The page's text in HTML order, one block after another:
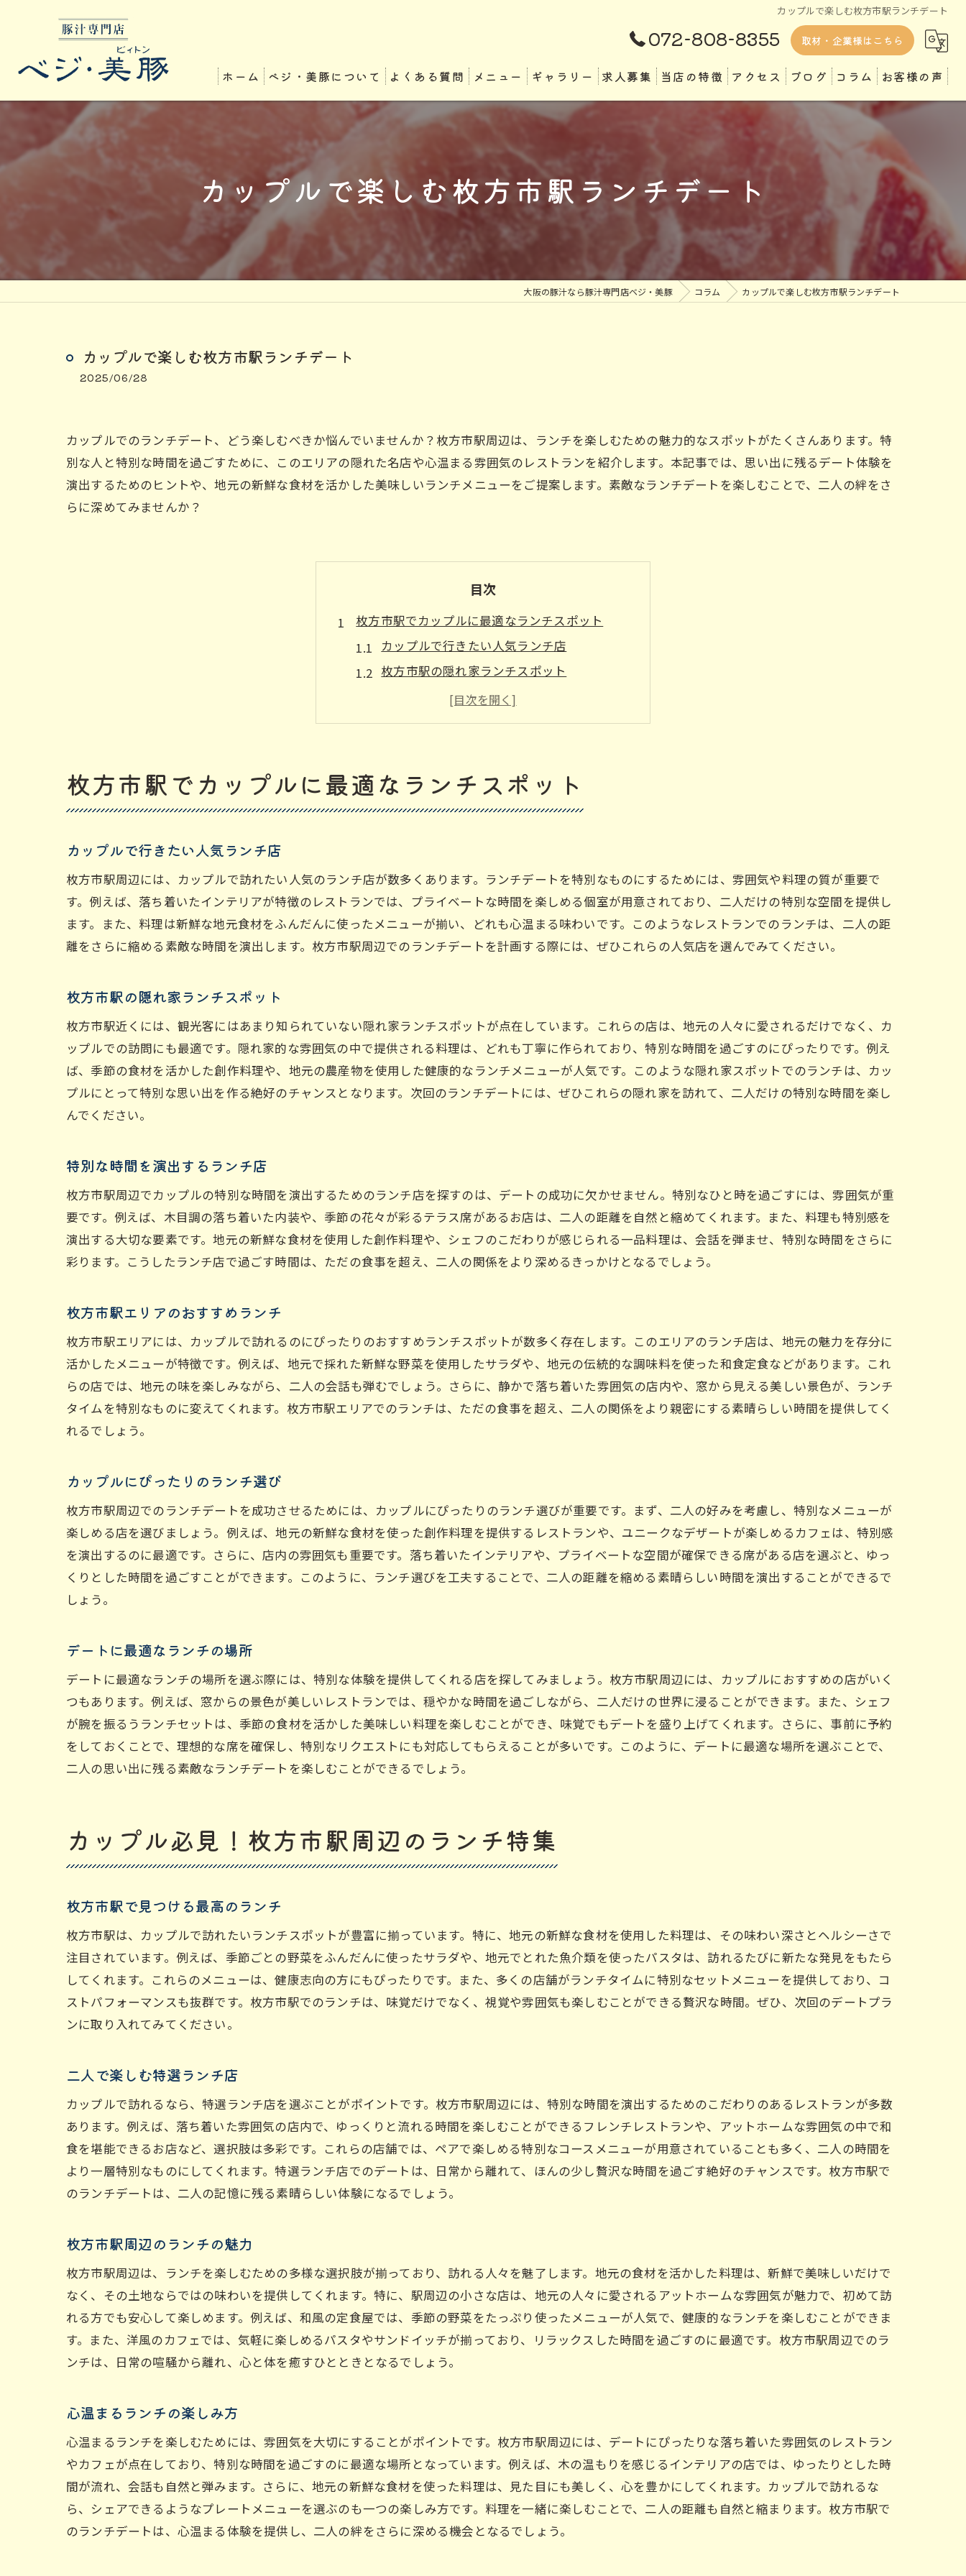
カップルで楽しむ枚方市駅ランチデート
072-808-8355 取材・企業様はこちら
ホーム ベジ・美豚について よくある質問 メニュー ギャラリー 求人募集 当店の特徴
テイクアウト
専門店
定食
アクセス ブログ コラム お客様の声
カップルで楽しむ枚方市駅ランチデート
大阪の豚汁なら豚汁専門店ベジ・美豚 コラム カップルで楽しむ枚方市駅ランチデート
カップルで楽しむ枚方市駅ランチデート
2025/06/28
カップルでのランチデート、どう楽しむべきか悩んでいませんか？枚方市駅周辺は、ランチを楽しむための魅力的なスポットがたくさんあります。特
別な人と特別な時間を過ごすために、このエリアの隠れた名店や心温まる雰囲気のレストランを紹介します。本記事では、思い出に残るデート体験を
演出するためのヒントや、地元の新鮮な食材を活かした美味しいランチメニューをご提案します。素敵なランチデートを楽しむことで、二人の絆をさ
らに深めてみませんか？
目次
枚方市駅でカップルに最適なランチスポット
カップルで行きたい人気ランチ店
枚方市駅の隠れ家ランチスポット
特別な時間を演出するランチ店
枚方市駅エリアのおすすめランチ
デートに最適なランチの場所
カップル必見！枚方市駅周辺のランチ特集
枚方市駅周辺のランチの魅力
心温まるランチの楽しみ方
デートで訪れたいランチの名店
枚方市駅の注目ランチ特集
枚方市駅で特別なランチ体験
二人の時間を彩るランチ選び
枚方市駅の魅力的なランチ店
心に残るランチデートの秘訣
枚方市駅のランチで絆を深める
カップルに人気のランチ店紹介
枚方市駅周辺のランチの魅力
特別なプランで楽しむランチ
枚方市駅周辺のランチプラン
カップルで楽しむランチ体験
特別な日に訪れたい枚方市駅のランチ店
特別な日におすすめのランチ店
枚方市駅の特別なランチ体験
カップルで行くべきランチスポット
枚方市駅で二人の時間を楽しむランチデート
心に残るランチデートの過ごし方
枚方市駅での素敵なランチデート
カップルで楽しむ枚方市駅ランチ
特別な時間を彩るランチデート
二人で楽しむランチデートの魅力
心温まる枚方市駅ランチでカップルの絆を深める
カップルで訪れたい心温まる店
枚方市駅でランチを楽しむ理由
二人の絆を深めるランチ選び
ランチで心をつなぐカップル体験
枚方市駅でカップルに最適なランチスポット
カップルで行きたい人気ランチ店
枚方市駅周辺には、カップルで訪れたい人気のランチ店が数多くあります。ランチデートを特別なものにするためには、雰囲気や料理の質が重要で
す。例えば、落ち着いたインテリアが特徴のレストランでは、プライベートな時間を楽しめる個室が用意されており、二人だけの特別な空間を提供し
ます。また、料理は新鮮な地元食材をふんだんに使ったメニューが揃い、どれも心温まる味わいです。このようなレストランでのランチは、二人の距
離をさらに縮める素敵な時間を演出します。枚方市駅周辺でのランチデートを計画する際には、ぜひこれらの人気店を選んでみてください。
枚方市駅の隠れ家ランチスポット
枚方市駅近くには、観光客にはあまり知られていない隠れ家ランチスポットが点在しています。これらの店は、地元の人々に愛されるだけでなく、カ
ップルでの訪問にも最適です。隠れ家的な雰囲気の中で提供される料理は、どれも丁寧に作られており、特別な時間を過ごすのにぴったりです。例え
ば、季節の食材を活かした創作料理や、地元の農産物を使用した健康的なランチメニューが人気です。このような隠れ家スポットでのランチは、カッ
プルにとって特別な思い出を作る絶好のチャンスとなります。次回のランチデートには、ぜひこれらの隠れ家を訪れて、二人だけの特別な時間を楽し
んでください。
特別な時間を演出するランチ店
枚方市駅周辺でカップルの特別な時間を演出するためのランチ店を探すのは、デートの成功に欠かせません。特別なひと時を過ごすには、雰囲気が重
要です。例えば、木目調の落ち着いた内装や、季節の花々が彩るテラス席があるお店は、二人の距離を自然と縮めてくれます。また、料理も特別感を
演出する大切な要素です。地元の新鮮な食材を使用した創作料理や、シェフのこだわりが感じられる一品料理は、会話を弾ませ、特別な時間をさらに
彩ります。こうしたランチ店で過ごす時間は、ただの食事を超え、二人の関係をより深めるきっかけとなるでしょう。
枚方市駅エリアのおすすめランチ
枚方市駅エリアには、カップルで訪れるのにぴったりのおすすめランチスポットが数多く存在します。このエリアのランチ店は、地元の魅力を存分に
活かしたメニューが特徴です。例えば、地元で採れた新鮮な野菜を使用したサラダや、地元の伝統的な調味料を使った和食定食などがあります。これ
らの店では、地元の味を楽しみながら、二人の会話も弾むでしょう。さらに、静かで落ち着いた雰囲気の店内や、窓から見える美しい景色が、ランチ
タイムを特別なものに変えてくれます。枚方市駅エリアでのランチは、ただの食事を超え、二人の関係をより親密にする素晴らしい時間を提供してく
れるでしょう。
カップルにぴったりのランチ選び
枚方市駅周辺でのランチデートを成功させるためには、カップルにぴったりのランチ選びが重要です。まず、二人の好みを考慮し、特別なメニューが
楽しめる店を選びましょう。例えば、地元の新鮮な食材を使った創作料理を提供するレストランや、ユニークなデザートが楽しめるカフェは、特別感
を演出するのに最適です。さらに、店内の雰囲気も重要です。落ち着いたインテリアや、プライベートな空間が確保できる席がある店を選ぶと、ゆっ
くりとした時間を過ごすことができます。このように、ランチ選びを工夫することで、二人の距離を縮める素晴らしい時間を演出することができるで
しょう。
デートに最適なランチの場所
デートに最適なランチの場所を選ぶ際には、特別な体験を提供してくれる店を探してみましょう。枚方市駅周辺には、カップルにおすすめの店がいく
つもあります。例えば、窓からの景色が美しいレストランでは、穏やかな時間を過ごしながら、二人だけの世界に浸ることができます。また、シェフ
が腕を振るうランチセットは、季節の食材を活かした美味しい料理を楽しむことができ、味覚でもデートを盛り上げてくれます。さらに、事前に予約
をしておくことで、理想的な席を確保し、特別なリクエストにも対応してもらえることが多いです。このように、デートに最適な場所を選ぶことで、
二人の思い出に残る素敵なランチデートを楽しむことができるでしょう。
カップル必見！枚方市駅周辺のランチ特集
枚方市駅で見つける最高のランチ
枚方市駅は、カップルで訪れたいランチスポットが豊富に揃っています。特に、地元の新鮮な食材を使用した料理は、その味わい深さとヘルシーさで
注目されています。例えば、季節ごとの野菜をふんだんに使ったサラダや、地元でとれた魚介類を使ったパスタは、訪れるたびに新たな発見をもたら
してくれます。これらのメニューは、健康志向の方にもぴったりです。また、多くの店舗がランチタイムに特別なセットメニューを提供しており、コ
ストパフォーマンスも抜群です。枚方市駅でのランチは、味覚だけでなく、視覚や雰囲気も楽しむことができる贅沢な時間。ぜひ、次回のデートプラ
ンに取り入れてみてください。
二人で楽しむ特選ランチ店
カップルで訪れるなら、特選ランチ店を選ぶことがポイントです。枚方市駅周辺には、特別な時間を演出するためのこだわりのあるレストランが多数
あります。例えば、落ち着いた雰囲気の店内で、ゆっくりと流れる時間を楽しむことができるフレンチレストランや、アットホームな雰囲気の中で和
食を堪能できるお店など、選択肢は多彩です。これらの店舗では、ペアで楽しめる特別なコースメニューが用意されていることも多く、二人の時間を
より一層特別なものにしてくれます。特選ランチ店でのデートは、日常から離れて、ほんの少し贅沢な時間を過ごす絶好のチャンスです。枚方市駅で
のランチデートは、二人の記憶に残る素晴らしい体験になるでしょう。
枚方市駅周辺のランチの魅力
枚方市駅周辺は、ランチを楽しむための多様な選択肢が揃っており、訪れる人々を魅了します。地元の食材を活かした料理は、新鮮で美味しいだけで
なく、その土地ならではの味わいを提供してくれます。特に、駅周辺の小さな店は、地元の人々に愛されるアットホームな雰囲気が魅力で、初めて訪
れる方でも安心して楽しめます。例えば、和風の定食屋では、季節の野菜をたっぷり使ったメニューが人気で、健康的なランチを楽しむことができま
す。また、洋風のカフェでは、気軽に楽しめるパスタやサンドイッチが揃っており、リラックスした時間を過ごすのに最適です。枚方市駅周辺でのラ
ンチは、日常の喧騒から離れ、心と体を癒すひとときとなるでしょう。
心温まるランチの楽しみ方
心温まるランチを楽しむためには、雰囲気を大切にすることがポイントです。枚方市駅周辺には、デートにぴったりな落ち着いた雰囲気のレストラン
やカフェが点在しており、特別な時間を過ごすのに最適な場所となっています。例えば、木の温もりを感じるインテリアの店では、ゆったりとした時
間が流れ、会話も自然と弾みます。さらに、地元の新鮮な食材を使った料理は、見た目にも美しく、心を豊かにしてくれます。カップルで訪れるな
ら、シェアできるようなプレートメニューを選ぶのも一つの楽しみ方です。料理を一緒に楽しむことで、二人の距離も自然と縮まります。枚方市駅で
のランチデートは、心温まる体験を提供し、二人の絆をさらに深める機会となるでしょう。